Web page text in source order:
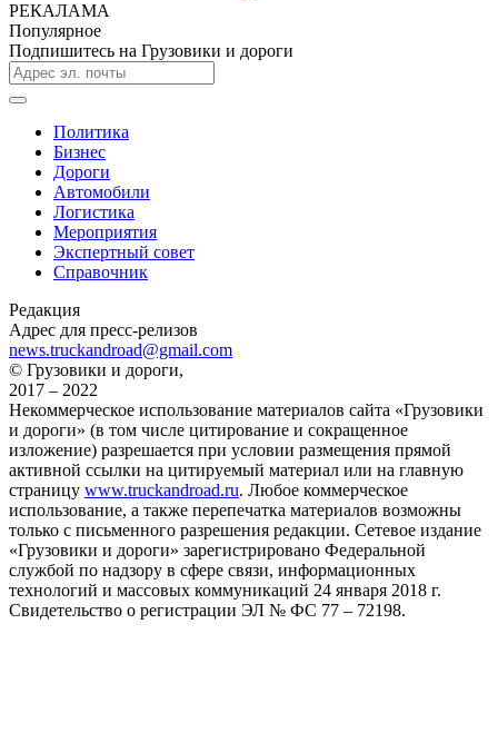
РЕКАЛАМА
Популярное
Подпишитесь на Грузовики и дороги
Политика
Бизнес
Дороги
Автомобили
Логистика
Мероприятия
Экспертный совет
Справочник
Редакция
Адрес для пресс-релизов
news.truckandroad@gmail.com
© Грузовики и дороги,
2017 – 2022
Некоммерческое использование материалов сайта «Грузовики
и дороги» (в том числе цитирование и сокращенное
изложение) разрешается при условии размещения прямой
активной ссылки на цитируемый материал или на главную
страницу www.truckandroad.ru. Любое коммерческое
использование, а также перепечатка материалов возможны
только с письменного разрешения редакции. Сетевое издание
«Грузовики и дороги» зарегистрировано Федеральной
службой по надзору в сфере связи, информационных
технологий и массовых коммуникаций 24 января 2018 г.
Свидетельство о регистрации ЭЛ № ФС 77 – 72198.